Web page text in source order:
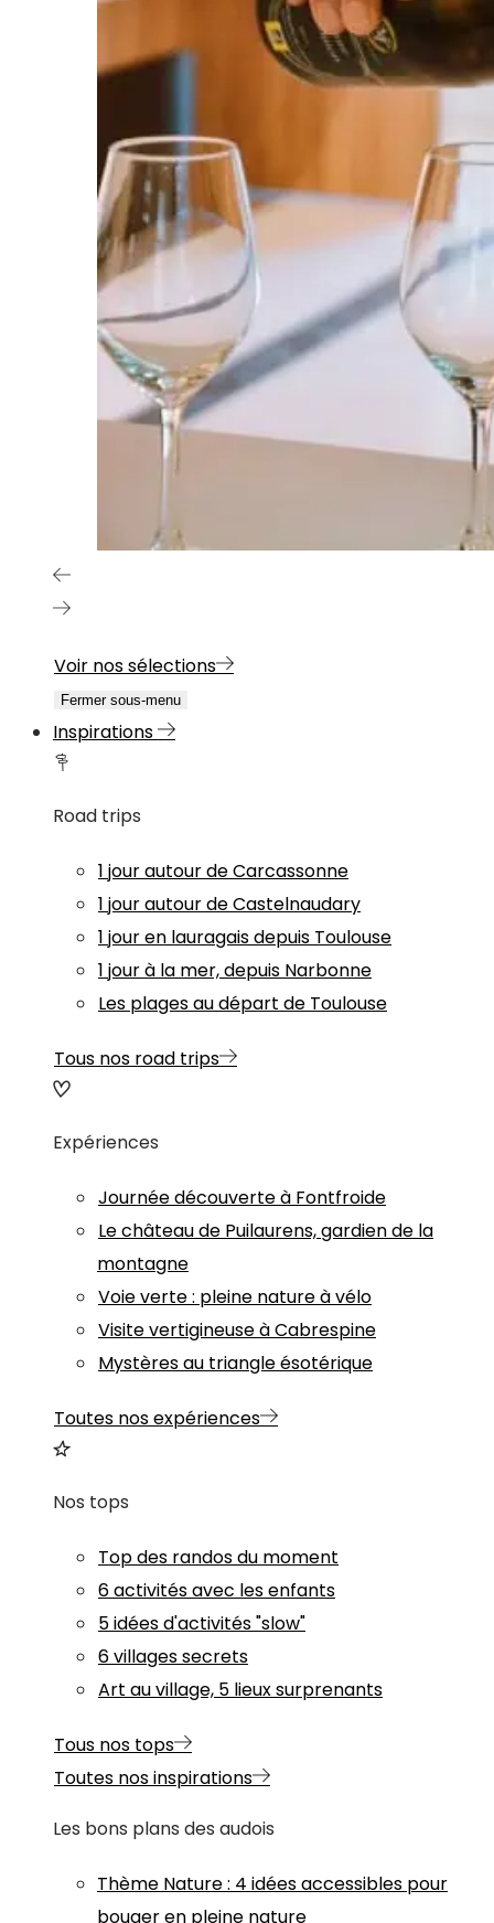
Voir nos sélections
Fermer sous-menu
Inspirations
Road trips
1 jour autour de Carcassonne
1 jour autour de Castelnaudary
1 jour en lauragais depuis Toulouse
1 jour à la mer, depuis Narbonne
Les plages au départ de Toulouse
Tous nos road trips
Expériences
Journée découverte à Fontfroide
Le château de Puilaurens, gardien de la
montagne
Voie verte : pleine nature à vélo
Visite vertigineuse à Cabrespine
Mystères au triangle ésotérique
Toutes nos expériences
Nos tops
Top des randos du moment
6 activités avec les enfants
5 idées d'activités "slow"
6 villages secrets
Art au village, 5 lieux surprenants
Tous nos tops
Toutes nos inspirations
Les bons plans des audois
Thème Nature: 4 idées accessibles pour
bouger en pleine nature